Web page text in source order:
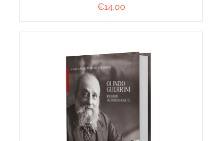
€14.00
AGGIUNGI AL CARRELLO